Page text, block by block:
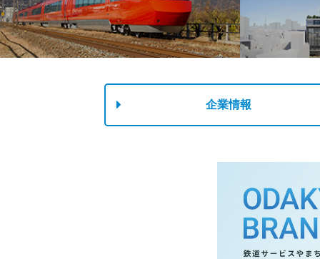
企業情報